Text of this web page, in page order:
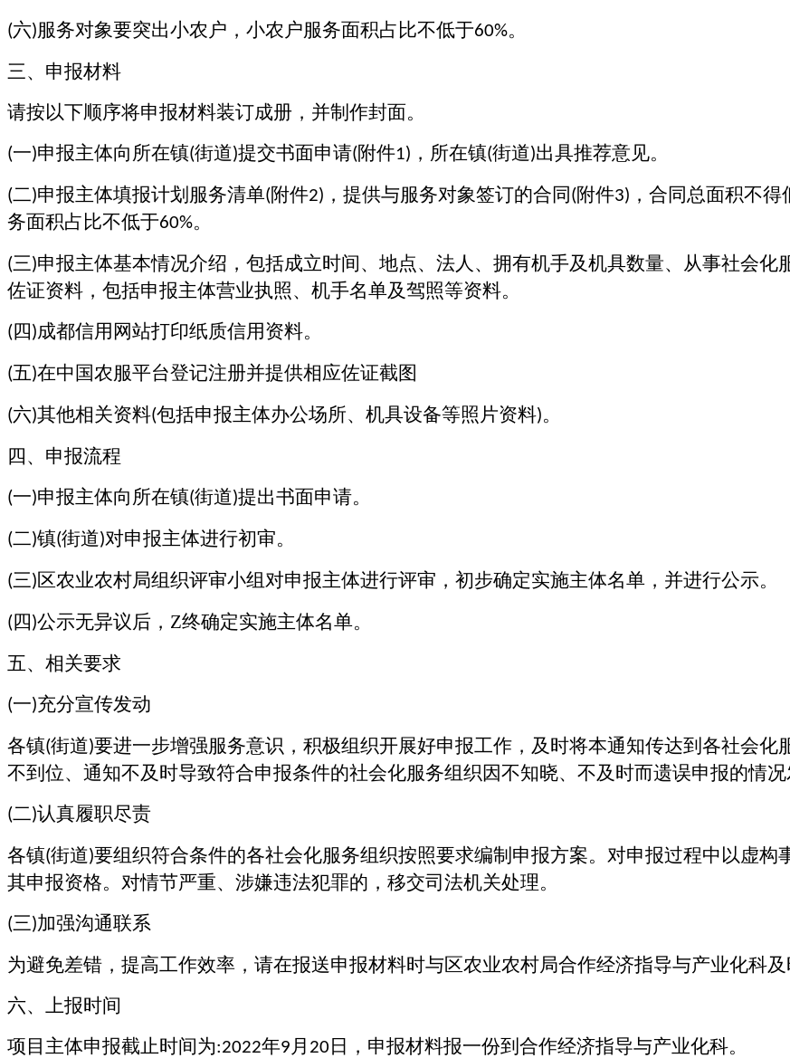
(六)服务对象要突出小农户，小农户服务面积占比不低于60%。
三、申报材料
请按以下顺序将申报材料装订成册，并制作封面。
(一)申报主体向所在镇(街道)提交书面申请(附件1) ，所在镇(街道)出具推荐意见。
(二)申报主体填报计划服务清单(附件2) ，提供与服务对象签订的合同(附件3) ，合同总面积不
务面积占比不低于60%。
(三)申报主体基本情况介绍，包括成立时间、地点、法人、拥有机手及机具数量、从事社会
佐证资料，包括申报主体营业执照、机手名单及驾照等资料。
(四)成都信用网站打印纸质信用资料。
(五)在中国农服平台登记注册并提供相应佐证截图
(六)其他相关资料(包括申报主体办公场所、机具设备等照片资料)。
四、申报流程
(一)申报主体向所在镇(街道)提出书面申请。
(二)镇(街道)对申报主体进行初审。
(三)区农业农村局组织评审小组对申报主体进行评审，初步确定实施主体名单，并进行公示。
(四)公示无异议后，Z终确定实施主体名单。
五、相关要求
(一)充分宣传发动
各镇(街道)要进一步增强服务意识，积极组织开展好申报工作，及时将本通知传达到各社会
不到位、通知不及时导致符合申报条件的社会化服务组织因不知晓、不及时而遗误申报的情况
(二)认真履职尽责
各镇(街道)要组织符合条件的各社会化服务组织按照要求编制申报方案。对申报过程中以虚
其申报资格。对情节严重、涉嫌违法犯罪的，移交司法机关处理。
(三)加强沟通联系
为避免差错，提高工作效率，请在报送申报材料时与区农业农村局合作经济指导与产业化科及
六、上报时间
项目主体申报截止时间为:2022年9月 20 日，申报材料报一份到合作经济指导与产业化科。